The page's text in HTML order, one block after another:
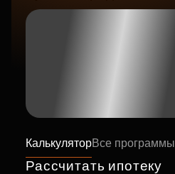
КалькуляторВсе программы
Рассчитать ипотеку